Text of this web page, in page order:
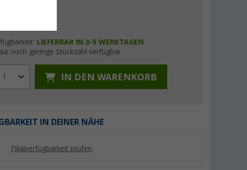
LIEFERBAR IN 3-5 WERKTAGEN
noch geringe Stückzahl verfügbar
1 IN DEN WARENKORB
IN DEINER NÄHE
Filialverfügbarkeit prüfen